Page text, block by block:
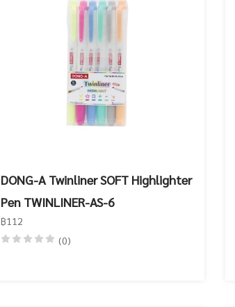
DONG-A Twinliner SOFT Highlighter
Pen TWINLINER-AS-6
฿112
(0)